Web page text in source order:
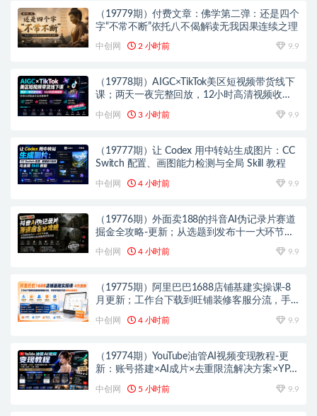
（19779期）付费文章：佛学第二弹：还是四个
字“不常不断”依托八不偈解读无我因果连续之理
中创网 2 小时前 9.9
（19778期）AIGC×TikTok美区短视频带货线下
课；两天一夜完整回放，12小时高清视频收录
中创网 3 小时前 9.9
（19777期）让 Codex 用中转站生成图片：CC
Switch 配置、画图能力检测与全局 Skill 教程
中创网 4 小时前 9.9
（19776期）外面卖188的抖音AI伪记录片赛道
掘金全攻略-更新；从选题到发布十一大环节拆
中创网 4 小时前 9.9
（19775期）阿里巴巴1688店铺基建实操课-8
月更新；工作台下载到旺铺装修客服分流，手
中创网 4 小时前 9.9
（19774期）YouTube油管AI视频变现教程-更
新：账号搭建×AI成片×去重限流解决方案×YPP
中创网 5 小时前 9.9